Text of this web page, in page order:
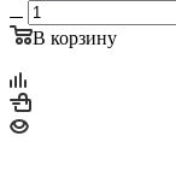
В корзину